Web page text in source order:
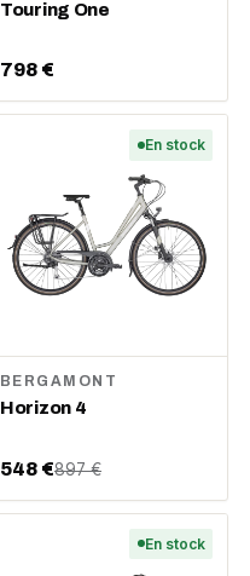
Touring One
798 €
En stock
BERGAMONT
Horizon 4
548 €897 €
En stock